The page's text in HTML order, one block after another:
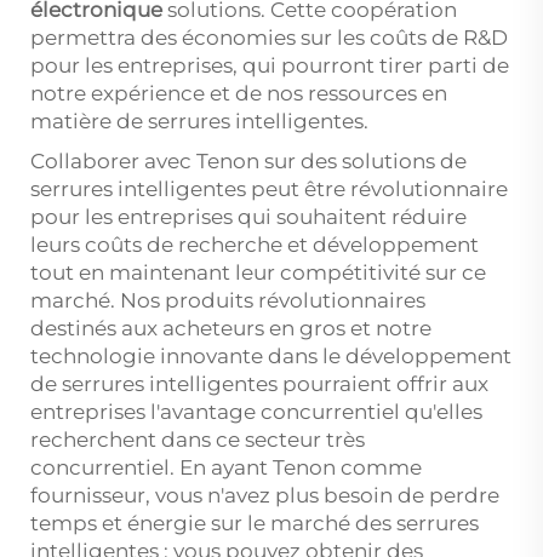
électronique solutions. Cette coopération
permettra des économies sur les coûts de R&D
pour les entreprises, qui pourront tirer parti de
notre expérience et de nos ressources en
matière de serrures intelligentes.
Collaborer avec Tenon sur des solutions de
serrures intelligentes peut être révolutionnaire
pour les entreprises qui souhaitent réduire
leurs coûts de recherche et développement
tout en maintenant leur compétitivité sur ce
marché. Nos produits révolutionnaires
destinés aux acheteurs en gros et notre
technologie innovante dans le développement
de serrures intelligentes pourraient offrir aux
entreprises l'avantage concurrentiel qu'elles
recherchent dans ce secteur très
concurrentiel. En ayant Tenon comme
fournisseur, vous n'avez plus besoin de perdre
temps et énergie sur le marché des serrures
intelligentes ; vous pouvez obtenir des